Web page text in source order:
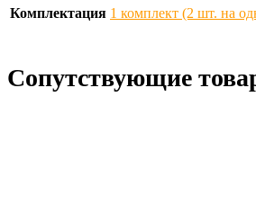
Комплектация 1 комплект (2 шт. на
Сопутствующие